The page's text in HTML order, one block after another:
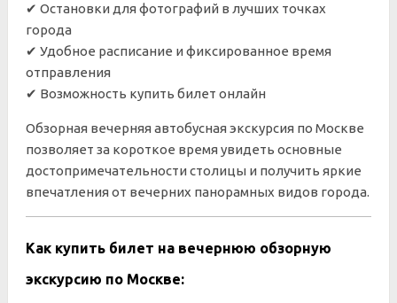
✔ Остановки для фотографий в лучших точках
города
✔ Удобное расписание и фиксированное время
отправления
✔ Возможность купить билет онлайн
Обзорная вечерняя автобусная экскурсия по Москве
позволяет за короткое время увидеть основные
достопримечательности столицы и получить яркие
впечатления от вечерних панорамных видов города.
Как купить билет на вечернюю обзорную
экскурсию по Москве: